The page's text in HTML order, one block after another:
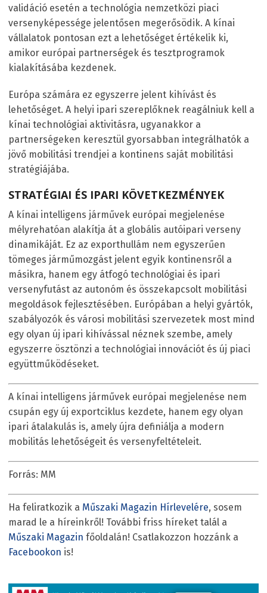
validáció esetén a technológia nemzetközi piaci
versenyképessége jelentősen megerősödik. A kínai
vállalatok pontosan ezt a lehetőséget értékelik ki,
amikor európai partnerségek és tesztprogramok
kialakításába kezdenek.
Európa számára ez egyszerre jelent kihívást és
lehetőséget. A helyi ipari szereplőknek reagálniuk kell a
kínai technológiai aktivitásra, ugyanakkor a
partnerségeken keresztül gyorsabban integrálhatók a
jövő mobilitási trendjei a kontinens saját mobilitási
stratégiájába.
STRATÉGIAI ÉS IPARI KÖVETKEZMÉNYEK
A kínai intelligens járművek európai megjelenése
mélyrehatóan alakítja át a globális autóipari verseny
dinamikáját. Ez az exporthullám nem egyszerűen
tömeges járműmozgást jelent egyik kontinensről a
másikra, hanem egy átfogó technológiai és ipari
versenyfutást az autonóm és összekapcsolt mobilitási
megoldások fejlesztésében. Európában a helyi gyártók,
szabályozók és városi mobilitási szervezetek most mind
egy olyan új ipari kihívással néznek szembe, amely
egyszerre ösztönzi a technológiai innovációt és új piaci
együttműködéseket.
A kínai intelligens járművek európai megjelenése nem
csupán egy új exportciklus kezdete, hanem egy olyan
ipari átalakulás is, amely újra definiálja a modern
mobilitás lehetőségeit és versenyfeltételeit.
Forrás: MM
Ha feliratkozik a Műszaki Magazin Hírlevelére, sosem
marad le a híreinkről! További friss híreket talál a
Műszaki Magazin főoldalán! Csatlakozzon hozzánk a
Facebookon is!